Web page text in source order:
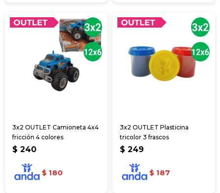
3x2 OUTLET Camioneta 4x4
fricción 4 colores
$ 240
$ 180
3x2 OUTLET Plasticina
tricolor 3 frascos
$ 249
$ 187